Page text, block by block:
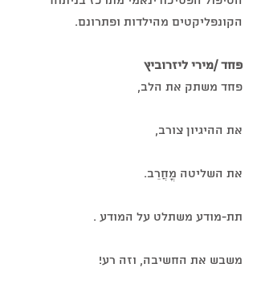
הקונפליקטים מהילדות ופתרונם.
פחד /מירי ליזרוביץ
פחד משתק את הלב,
את ההיגיון צורב,
את השליטה מֳחֲרֵב.
תת-מודע משתלט על המודע .
משבש את החשיבה, וזה רע!